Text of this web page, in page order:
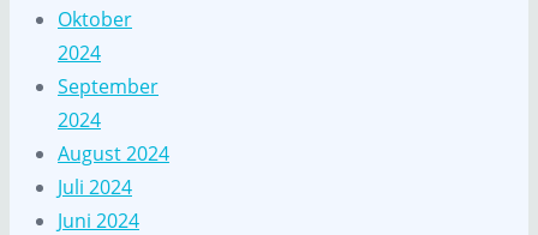
Oktober
2024
September
2024
August 2024
Juli 2024
Juni 2024